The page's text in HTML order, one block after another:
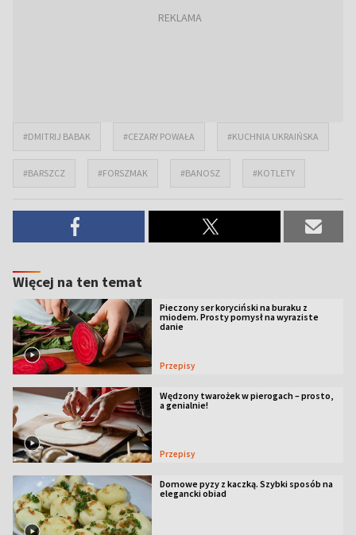
#DMITRIJ BABAK #CEZARY POWAŁA #KUCHNIA UKRAIŃSKA
#BARSZCZ #FORSZMAK #BANOSZ #KOTLETY
Więcej na ten temat
Pieczony ser koryciński na buraku z
miodem. Prosty pomysł na wyraziste
danie
Przepisy
Wędzony twarożek w pierogach – prosto,
a genialnie!
Przepisy
Domowe pyzy z kaczką. Szybki sposób na
elegancki obiad